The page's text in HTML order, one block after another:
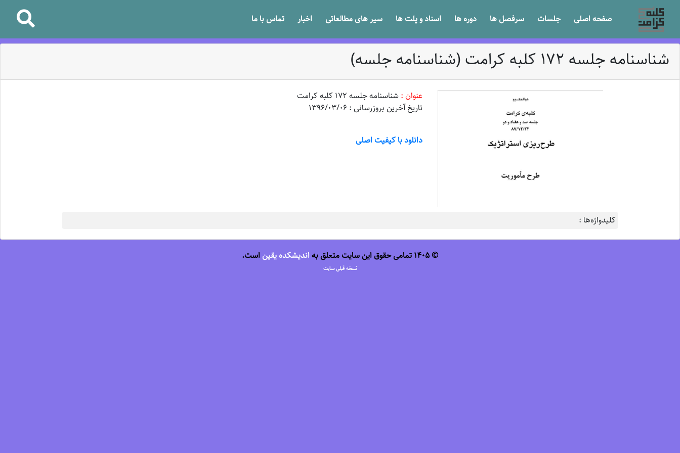
صفحه اصلی جلسات سرفصل ها دوره ها اسناد و پلت ها سیر های مطالعاتی اخبار تماس با ما
شناسنامه جلسه 172 کلبه کرامت (شناسنامه جلسه)
عنوان : شناسنامه جلسه 172 کلبه کرامت
تاریخ آخرین بروزرسانی : 1396/03/06
دانلود با کیفیت اصلی
کلیدواژه‌ها :
© 1405 تمامی حقوق این سایت متعلق به اندیشکده یقین است.
نسخه قبلی سایت